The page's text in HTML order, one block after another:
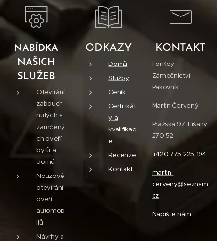
NABÍDKA
NAŠICH
SLUŽEB
Otevírání
zabouch
nutých a
zamčený
ch dveří
bytů a
domů
Nouzové
otevírání
dveří
automob
ilů
Návrhy a
ODKAZY
Domů
Služby
Ceník
Certifikát
y a
kvalifikac
e
Recenze
Kontakt
KONTAKT
ForKey
Zámečnictví
Rakovník
Martin Červený
Pražská 97, Lišany
270 52
+420 775 225 194
martin-
cerveny@seznam.
cz
Napište nám